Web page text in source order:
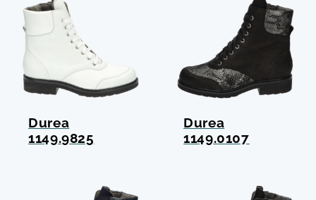
Durea
1149.9825
Durea
1149.0107